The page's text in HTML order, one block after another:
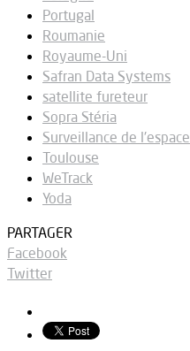
Portugal
Roumanie
Royaume-Uni
Safran Data Systems
satellite fureteur
Sopra Stéria
Surveillance de l'espace
Toulouse
WeTrack
Yoda
PARTAGER
Facebook
Twitter